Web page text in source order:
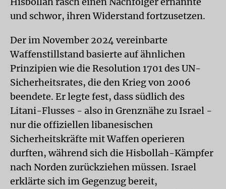
und schwor, ihren Widerstand fortzusetzen.
Der im November 2024 vereinbarte
Waffenstillstand basierte auf ähnlichen
Prinzipien wie die Resolution 1701 des UN-
Sicherheitsrates, die den Krieg von 2006
beendete. Er legte fest, dass südlich des
Litani-Flusses - also in Grenznähe zu Israel -
nur die offiziellen libanesischen
Sicherheitskräfte mit Waffen operieren
durften, während sich die Hisbollah-Kämpfer
nach Norden zurückziehen müssen. Israel
erklärte sich im Gegenzug bereit,